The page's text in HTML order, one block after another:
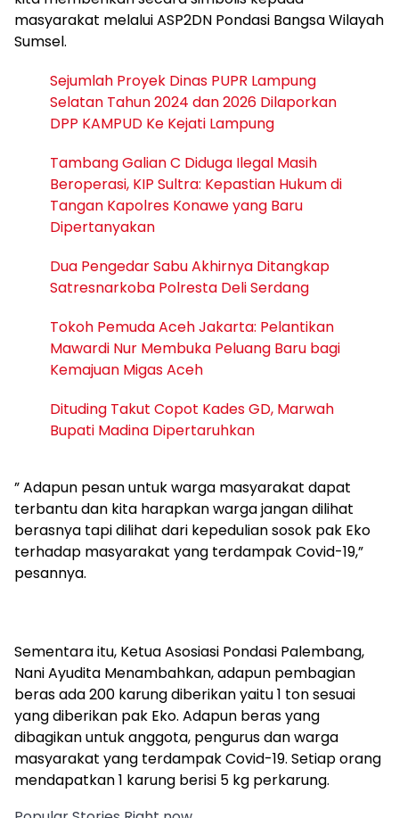
masyarakat melalui ASP2DN Pondasi Bangsa Wilayah
Sumsel.
Sejumlah Proyek Dinas PUPR Lampung
Selatan Tahun 2024 dan 2026 Dilaporkan
DPP KAMPUD Ke Kejati Lampung
Tambang Galian C Diduga Ilegal Masih
Beroperasi, KIP Sultra: Kepastian Hukum di
Tangan Kapolres Konawe yang Baru
Dipertanyakan
Dua Pengedar Sabu Akhirnya Ditangkap
Satresnarkoba Polresta Deli Serdang
Tokoh Pemuda Aceh Jakarta: Pelantikan
Mawardi Nur Membuka Peluang Baru bagi
Kemajuan Migas Aceh
Dituding Takut Copot Kades GD, Marwah
Bupati Madina Dipertaruhkan
” Adapun pesan untuk warga masyarakat dapat
terbantu dan kita harapkan warga jangan dilihat
berasnya tapi dilihat dari kepedulian sosok pak Eko
terhadap masyarakat yang terdampak Covid-19,”
pesannya.
Sementara itu, Ketua Asosiasi Pondasi Palembang,
Nani Ayudita Menambahkan, adapun pembagian
beras ada 200 karung diberikan yaitu 1 ton sesuai
yang diberikan pak Eko. Adapun beras yang
dibagikan untuk anggota, pengurus dan warga
masyarakat yang terdampak Covid-19. Setiap orang
mendapatkan 1 karung berisi 5 kg perkarung.